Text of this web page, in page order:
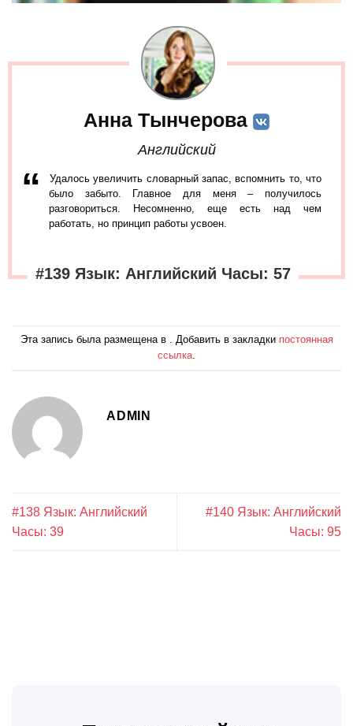
Анна Тынчерова
Английский
Удалось увеличить словарный запас, вспомнить то, что
было забыто. Главное для меня – получилось
разговориться. Несомненно, еще есть над чем
работать, но принцип работы усвоен.
#139 Язык: Английский Часы: 57
Эта запись была размещена в . Добавить в закладки постоянная
ссылка
ADMIN
#138 Язык: Английский
Часы: 39
#140 Язык: Английский
Часы: 95